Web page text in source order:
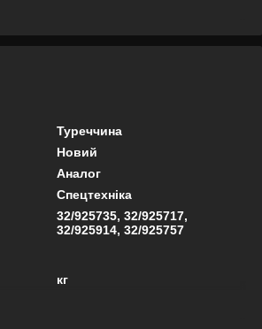
Туреччина
Новий
Аналог
Спецтехніка
32/925735, 32/925717,
32/925914, 32/925757
кг